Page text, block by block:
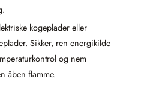
kogeplader eller
Sikker, ren energikilde
og nem
åben flamme.